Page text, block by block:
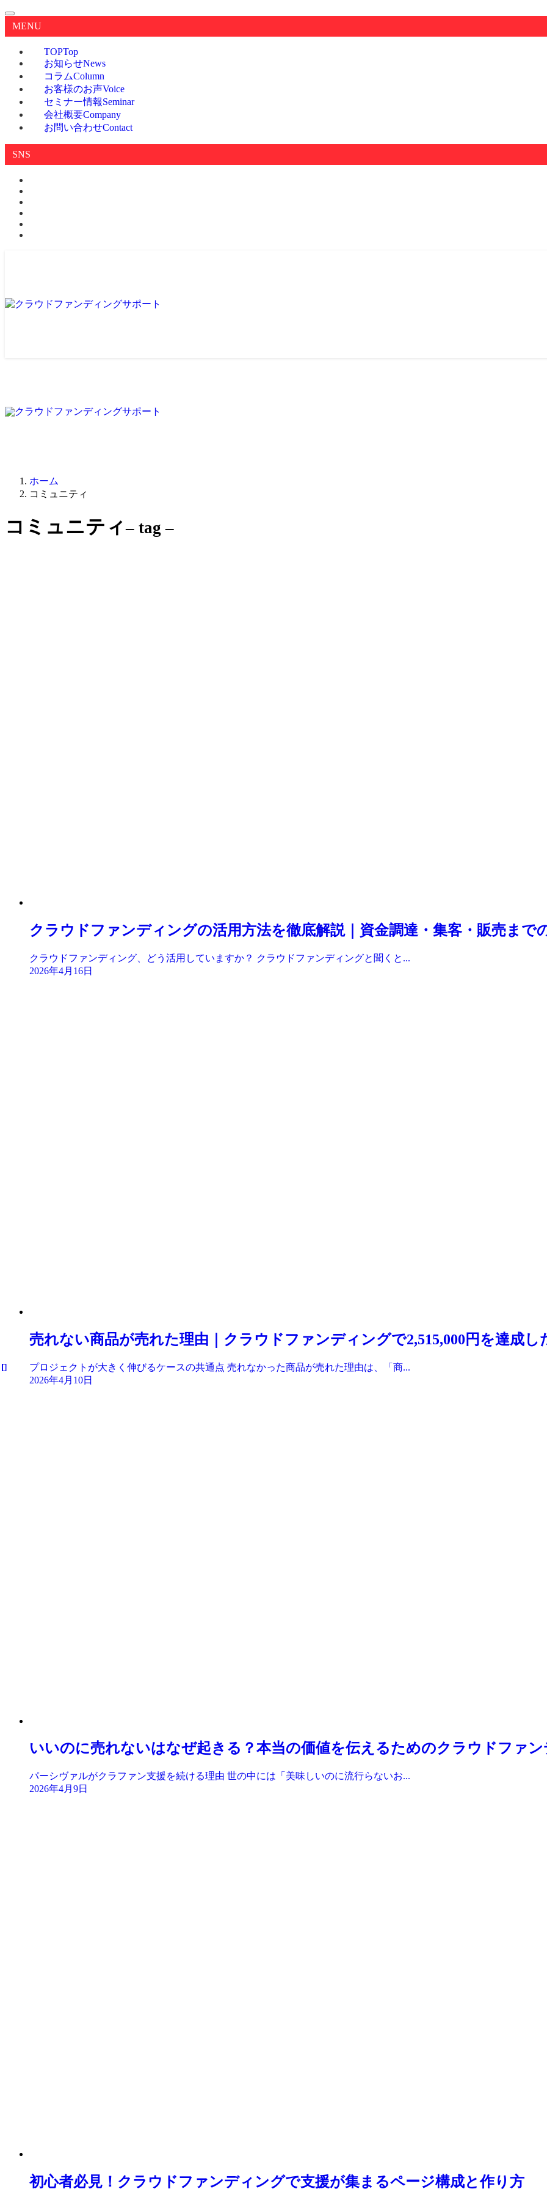
MENU
TOPTop
お知らせNews
コラムColumn
お客様のお声Voice
セミナー情報Seminar
会社概要Company
お問い合わせContact
SNS
ホーム
コミュニティ
コミュニティ– tag –
クラウドファンディングの活用方法を徹底解説｜資金調達・集客・販売まで
クラウドファンディング、どう活用していますか？ クラウドファンディングと聞くと...
2026年4月16日
売れない商品が売れた理由｜クラウドファンディングで2,515,000円を達成し
プロジェクトが大きく伸びるケースの共通点 売れなかった商品が売れた理由は、「商...
2026年4月10日
いいのに売れないはなぜ起きる？本当の価値を伝えるためのクラウドファ
パーシヴァルがクラファン支援を続ける理由 世の中には「美味しいのに流行らないお...
2026年4月9日
初心者必見！クラウドファンディングで支援が集まるページ構成と作り方